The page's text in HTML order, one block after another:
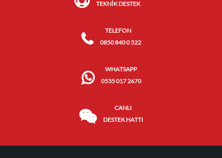
TEKNİK DESTEK
TELEFON
0850 840 0 522
WHATSAPP
0535 017 2670
CANLI
DESTEK HATTI